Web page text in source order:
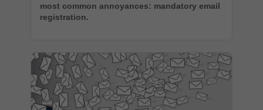
most common annoyances: mandatory email
registration.